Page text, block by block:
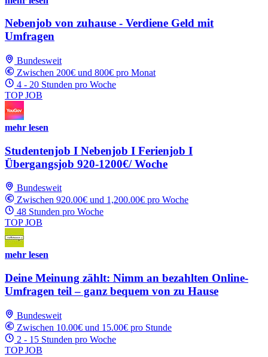
Nebenjob von zuhause - Verdiene Geld mit
Umfragen
Bundesweit
Zwischen 200€ und 800€ pro Monat
4 - 20 Stunden pro Woche
TOP JOB
mehr lesen
Studentenjob I Nebenjob I Ferienjob I
Übergangsjob 920-1200€/ Woche
Bundesweit
Zwischen 920.00€ und 1,200.00€ pro Woche
48 Stunden pro Woche
TOP JOB
mehr lesen
Deine Meinung zählt: Nimm an bezahlten Online-
Umfragen teil – ganz bequem von zu Hause
Bundesweit
Zwischen 10.00€ und 15.00€ pro Stunde
2 - 15 Stunden pro Woche
TOP JOB